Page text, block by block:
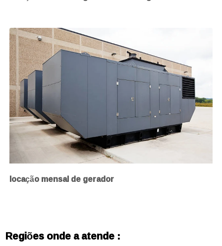
locação mensal de gerador
Regiões onde a atende :